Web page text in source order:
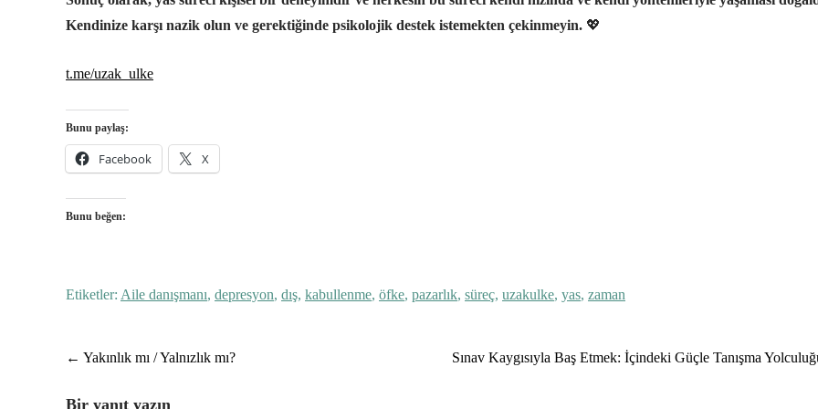
Kendinize karşı nazik olun ve gerektiğinde psikolojik destek istemekten çekinmeyin. 💖
t.me/uzak_ulke
Bunu paylaş:
Facebook X
Bunu beğen:
Etiketler: Aile danışmanı, depresyon, dış, kabullenme, öfke, pazarlık, süreç, uzakulke, yas, zaman
Post
navigation
← Yakınlık mı / Yalnızlık mı? Sınav Kaygısıyla Baş Etmek: İçindeki Güçle Tanışma
Bir yanıt yazın